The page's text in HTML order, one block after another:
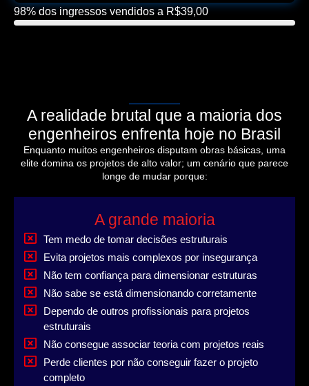
98% dos ingressos vendidos a R$39,00
A realidade brutal que a maioria dos
engenheiros enfrenta hoje no Brasil
Enquanto muitos engenheiros disputam obras básicas, uma
elite domina os projetos de alto valor; um cenário que parece
longe de mudar porque:
A grande maioria
Tem medo de tomar decisões estruturais
Evita projetos mais complexos por insegurança
Não tem confiança para dimensionar estruturas
Não sabe se está dimensionando corretamente
Dependo de outros profissionais para projetos
estruturais
Não consegue associar teoria com projetos reais
Perde clientes por não conseguir fazer o projeto
completo